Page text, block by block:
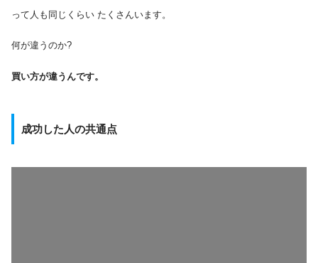
って人も同じくらい たくさんいます。
何が違うのか?
買い方が違うんです。
成功した人の共通点